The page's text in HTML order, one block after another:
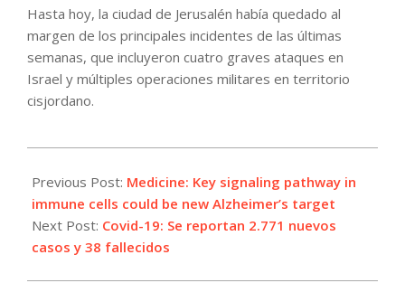
Hasta hoy, la ciudad de Jerusalén había quedado al
margen de los principales incidentes de las últimas
semanas, que incluyeron cuatro graves ataques en
Israel y múltiples operaciones militares en territorio
cisjordano.
04-
15
Previous Post: Medicine: Key signaling pathway in
immune cells could be new Alzheimer’s target
Next Post: Covid-19: Se reportan 2.771 nuevos
casos y 38 fallecidos